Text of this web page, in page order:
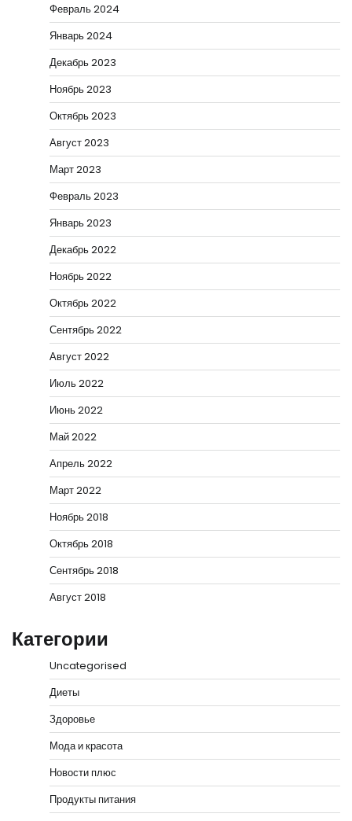
Февраль 2024
Январь 2024
Декабрь 2023
Ноябрь 2023
Октябрь 2023
Август 2023
Март 2023
Февраль 2023
Январь 2023
Декабрь 2022
Ноябрь 2022
Октябрь 2022
Сентябрь 2022
Август 2022
Июль 2022
Июнь 2022
Май 2022
Апрель 2022
Март 2022
Ноябрь 2018
Октябрь 2018
Сентябрь 2018
Август 2018
Категории
Uncategorised
Диеты
Здоровье
Мода и красота
Новости плюс
Продукты питания